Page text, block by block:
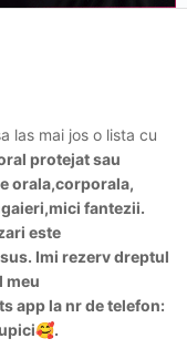
las mai jos o lista cu
protejat sau
orala,corporala,
fantezii.
este
Imi rezerv dreptul
meu
app la nr de telefon:
🥰.